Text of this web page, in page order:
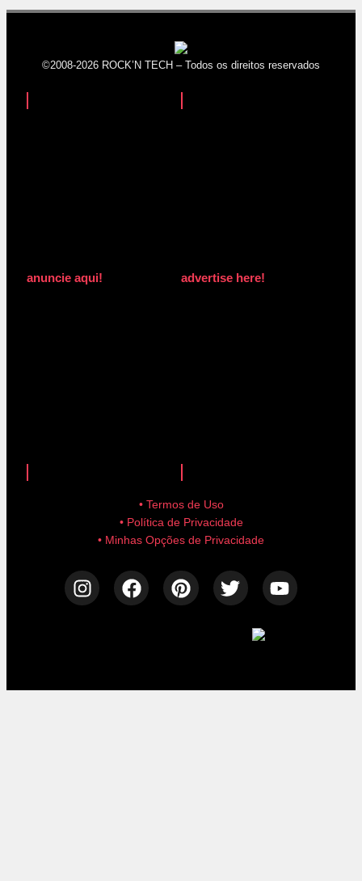
©2008-2026 ROCK’N TECH – Todos os direitos reservados
anuncie aqui! advertise here!
• Termos de Uso
• Política de Privacidade
• Minhas Opções de Privacidade